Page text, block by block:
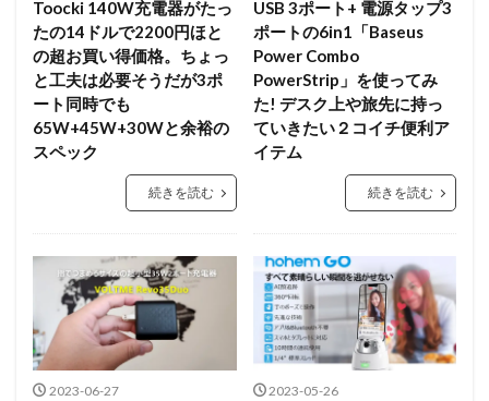
Toocki 140W充電器がたっ
たの14ドルで2200円ほと
の超お買い得価格。ちょっ
と工夫は必要そうだが3ポ
ート同時でも
65W+45W+30Wと余裕の
スペック
続きを読む
USB 3ポート+ 電源タップ3
ポートの6in1「Baseus
Power Combo
PowerStrip」を使ってみ
た! デスク上や旅先に持っ
ていきたい２コイチ便利ア
イテム
続きを読む
2023-06-27 2023-05-26